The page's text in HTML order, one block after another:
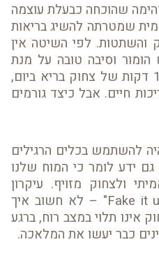
שהוכחה כבעלת עוצמה
שמטרתה להשיג בריאות
והשתטות. לפי השיטה אין
וסיבה טובה על מנת
לצחוק. על פי ד"ר מדאן 15 דקות של צחוק בריא ביום,
חיים. אבל כיצד גורמים
להשתמש בכלים הרגילים
ידע לומר כי המוח שלנו
ולצחוק מזויף. עיקרון
השיטה: "Fake it until you make it" – לא חשוב איך
אינו תלוי במצב רוח, ברגע
כבר יעשו את המלאכה.